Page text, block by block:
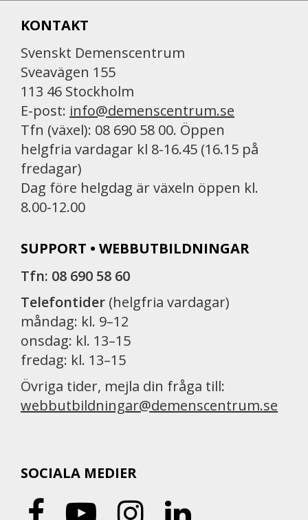
KONTAKT
Svenskt Demenscentrum
Sveavägen 155
113 46 Stockholm
E-post: info@demenscentrum.se
Tfn (växel): 08 690 58 00. Öppen
helgfria vardagar kl 8-16.45 (16.15 på
fredagar)
Dag före helgdag är växeln öppen kl.
8.00-12.00
SUPPORT • WEBBUTBILDNINGAR
Tfn: 08 690 58 60
Telefontider (helgfria vardagar)
måndag: kl. 9–12
onsdag: kl. 13–15
fredag: kl. 13–15
Övriga tider, mejla din fråga till:
webbutbildningar@demenscentrum.se
SOCIALA MEDIER